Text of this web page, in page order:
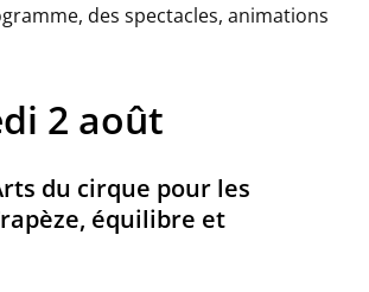
des spectacles, animations
2 août
du cirque pour les
équilibre et